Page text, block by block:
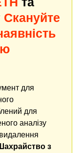
Скануйте
для
для
аналізу
з